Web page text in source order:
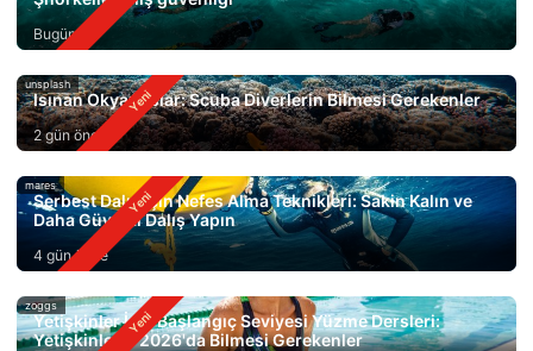
Bugün
unsplash
Isınan Okyanuslar: Scuba Diverlerin Bilmesi Gerekenler
2 gün önce
mares
Serbest Dalış için Nefes Alma Teknikleri: Sakin Kalın ve
Daha Güvenli Dalış Yapın
4 gün önce
zoggs
Yetişkinler İçin Başlangıç Seviyesi Yüzme Dersleri:
Yetişkinlerin 2026'da Bilmesi Gerekenler